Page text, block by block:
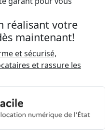
réalisant votre
maintenant!
et sécurisé,
et rassure les